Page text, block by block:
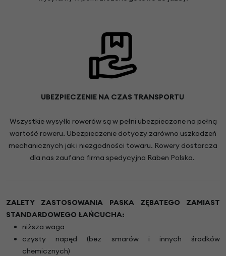
UBEZPIECZENIE NA CZAS TRANSPORTU
Wszystkie wysyłki rowerów są w pełni ubezpieczone na pełną
wartość roweru. Ubezpieczenie dotyczy zarówno uszkodzeń
mechanicznych jak i niezgodności towaru. Rowery dostarcza
dla nas zaufana firma spedycyjna Raben Polska.
ZALETY ZASTOSOWANIA PASKA ZĘBATEGO ZAMIAST
STANDARDOWEGO ŁAŃCUCHA:
niższa waga
czysty napęd (bez smarów i innych środków
chemicznych)